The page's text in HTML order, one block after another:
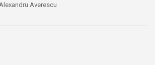
Averescu